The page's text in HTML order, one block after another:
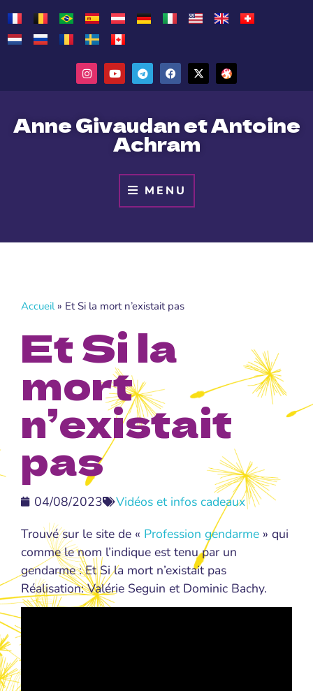
Anne Givaudan et Antoine
Achram
MENU
Accueil» Et Si la mort n’existait pas
Et Si la
mort
n’existait
pas
04/08/2023
Vidéos et infos cadeaux
Trouvé sur le site de « Profession gendarme » qui
comme le nom l’indique est tenu par un
gendarme : Et Si la mort n’existait pas
Réalisation: Valérie Seguin et Dominic Bachy.